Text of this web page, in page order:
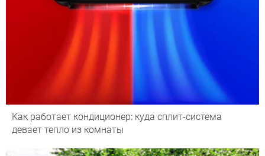
Как работает кондиционер: куда сплит-система
девает тепло из комнаты